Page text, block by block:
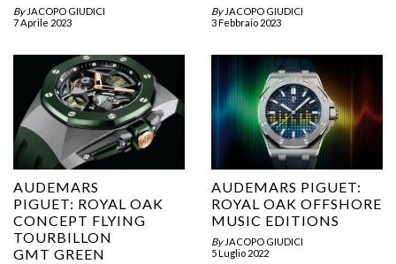
By JACOPO GIUDICI
7 Aprile 2023
By JACOPO GIUDICI
3 Febbraio 2023
AUDEMARS
PIGUET: ROYAL OAK
CONCEPT FLYING
TOURBILLON
GMT GREEN
AUDEMARS PIGUET:
ROYAL OAK OFFSHORE
MUSIC EDITIONS
By JACOPO GIUDICI
5 Luglio 2022